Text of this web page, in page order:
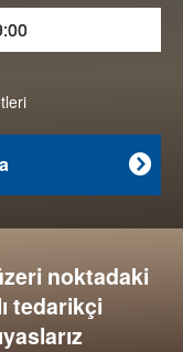

noktadaki
tedarikçi